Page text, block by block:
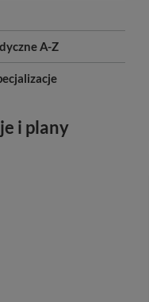
A-Z
i plany